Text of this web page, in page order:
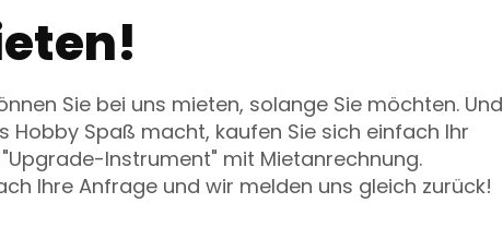
Sie bei uns mieten, solange Sie möchten. Und
Hobby Spaß macht, kaufen Sie sich einfach Ihr
Instrument" mit Mietanrechnung.
Ihre Anfrage und wir melden uns gleich zurück!